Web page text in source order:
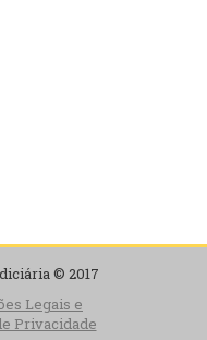
© 2017
Legais e
Privacidade